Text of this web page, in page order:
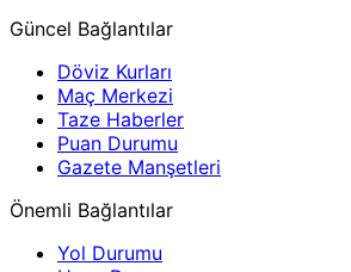
Güncel Bağlantılar
Döviz Kurları
Maç Merkezi
Taze Haberler
Puan Durumu
Gazete Manşetleri
Önemli Bağlantılar
Yol Durumu